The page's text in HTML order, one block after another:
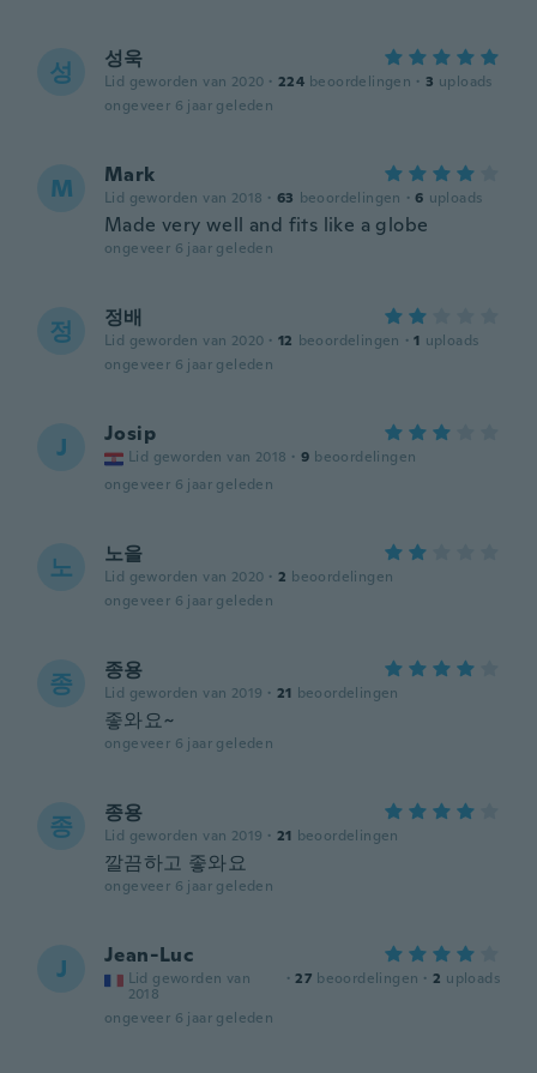
성 성욱
Lid geworden van 2020 · 224 beoordelingen · 3 uploads
ongeveer 6 jaar geleden
M Mark
Lid geworden van 2018 · 63 beoordelingen · 6 uploads
Made very well and fits like a globe
ongeveer 6 jaar geleden
정 정배
Lid geworden van 2020 · 12 beoordelingen · 1 uploads
ongeveer 6 jaar geleden
J Josip
Lid geworden van 2018 · 9 beoordelingen
ongeveer 6 jaar geleden
노 노을
Lid geworden van 2020 · 2 beoordelingen
ongeveer 6 jaar geleden
종 종용
Lid geworden van 2019 · 21 beoordelingen
좋와요~
ongeveer 6 jaar geleden
종 종용
Lid geworden van 2019 · 21 beoordelingen
깔끔하고 좋와요
ongeveer 6 jaar geleden
J Jean-Luc
Lid geworden van
2018
· 27 beoordelingen · 2 uploads
ongeveer 6 jaar geleden